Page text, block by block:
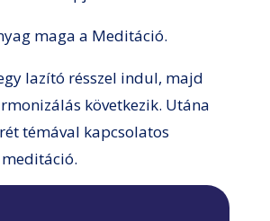
maga a Meditáció.
lazító résszel indul, majd
következik. Utána
témával kapcsolatos